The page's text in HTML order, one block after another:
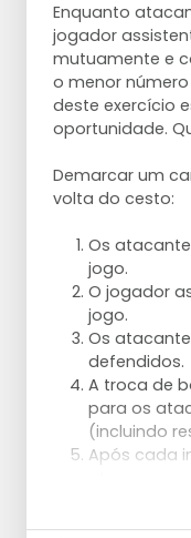
Enquanto
jogador
mutuamente e
o menor
deste exercício
oportunidade.
Demarcar um
volta do cesto:
Os
jogo.
O jogador
jogo.
Os
defendidos.
A troca de
para os
(incluindo
Após cada